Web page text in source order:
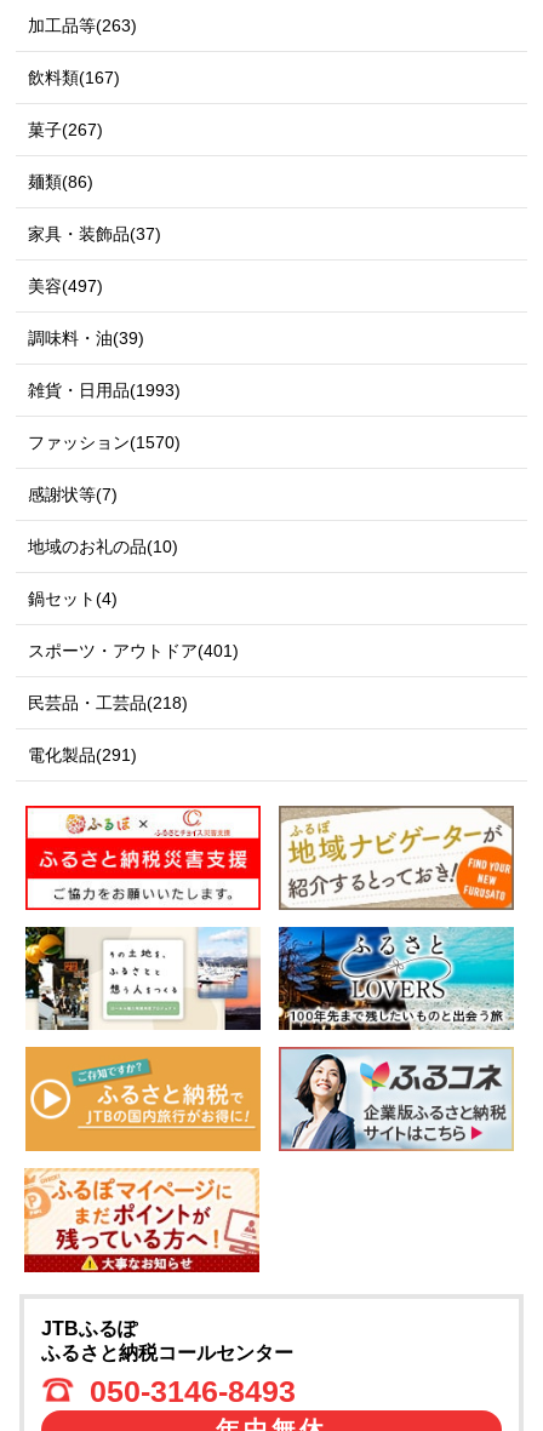
加工品等(263)
飲料類(167)
菓子(267)
麺類(86)
家具・装飾品(37)
美容(497)
調味料・油(39)
雑貨・日用品(1993)
ファッション(1570)
感謝状等(7)
地域のお礼の品(10)
鍋セット(4)
スポーツ・アウトドア(401)
民芸品・工芸品(218)
電化製品(291)
JTBふるぽ
ふるさと納税コールセンター
050-3146-8493